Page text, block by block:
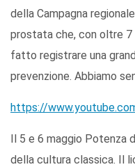
della Campagna
prostata che, con oltre 7
fatto registrare una
prevenzione. Abbiamo
https://
Il 5 e 6 maggio Potenza
della cultura classica. Il